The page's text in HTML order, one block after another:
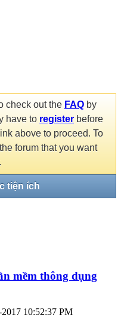
check out the FAQ by
have to register before
above to proceed. To
forum that you want
tiện ích
mềm thông dụng
2017 10:52:37 PM